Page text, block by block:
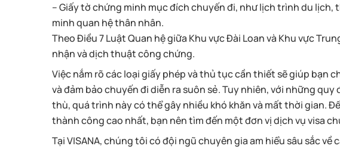
– Giấy tờ chứng minh mục đích chuyến đi, như lịch trình du
minh quan hệ thân nhân.
Theo Điều 7 Luật Quan hệ giữa Khu vực Đài Loan và Khu vực
nhận và dịch thuật công chứng.
Việc nắm rõ các loại giấy phép và thủ tục cần thiết sẽ giúp bạn
và đảm bảo chuyến đi diễn ra suôn sẻ. Tuy nhiên, với những
thù, quá trình này có thể gây nhiều khó khăn và mất thời gian.
thành công cao nhất, bạn nên tìm đến một đơn vị dịch vụ visa
Tại VISANA, chúng tôi có đội ngũ chuyên gia am hiểu sâu sắc